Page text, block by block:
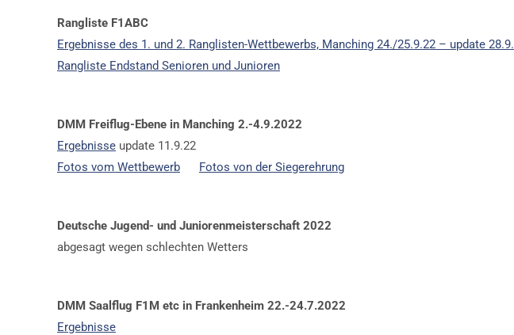
Rangliste F1ABC
Ergebnisse des 1. und 2. Ranglisten-Wettbewerbs, Manching 24./25.9.22 – update 28.9.
Rangliste Endstand Senioren und Junioren
DMM Freiflug-Ebene in Manching 2.-4.9.2022
Ergebnisse update 11.9.22
Fotos vom Wettbewerb
Fotos von der Siegerehrung
Deutsche Jugend- und Juniorenmeisterschaft 2022
abgesagt wegen schlechten Wetters
DMM Saalflug F1M etc in Frankenheim 22.-24.7.2022
Ergebnisse